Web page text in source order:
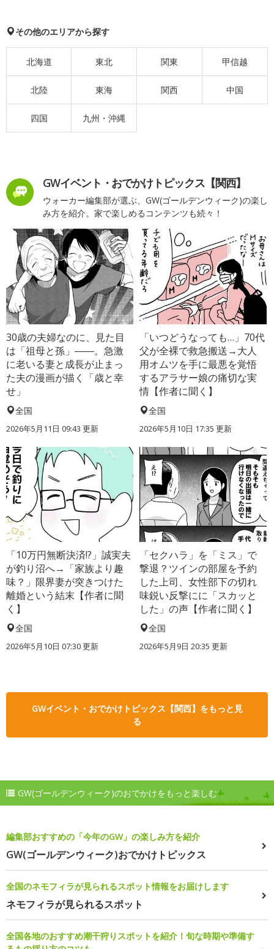
その他のエリアから探す
北海道 東北 関東 甲信越
北陸 東海 関西 中国
四国 九州・沖縄
GWイベント・おでかけトピックス【関西】
ウォーカー編集部が選ぶ、GW(ゴールデンウィーク)の楽し
み方を紹介。家で楽しめるコンテンツも続々！
30歳の夫婦なのに、見た目
は「祖母と孫」――。急激
に老いる妻と成長が止まっ
た夫の漫画が描く「歳と幸
せ」
全国
2026年5月11日 09:43 更新
「いつどうなっても…」70代
父が全裸で救急搬送→大人
用オムツを手に最悪を覚悟
するアラサー娘の痛切な実
情【作者に聞く】
全国
2026年5月10日 17:35 更新
「10万円無断決済!?」誠実夫
が釣り沼へ→「家族より趣
味？」限界妻が突きつけた
離婚という結末【作者に聞
く】
全国
2026年5月10日 07:30 更新
「セクハラ」を「ミス」で
撃退？ツインの部屋を予約
した上司、女性部下の切れ
味鋭い反撃にに「スカッと
した」の声【作者に聞く】
全国
2026年5月9日 20:35 更新
GWイベント・おでかけトピックス【関西】をもっと見
る
GW(ゴールデンウィーク)のおでかけをもっと楽しむ
編集部おすすめの「今年のGW」の楽しみ方を紹介
GW(ゴールデンウィーク)おでかけトピックス
全国のネモフィラが見られるスポット情報をお届けします
ネモフィラが見られるスポット
全国各地のおすすめ潮干狩りスポットを紹介！旬な時期や準備す